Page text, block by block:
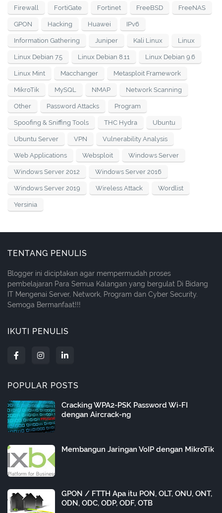
Firewall FortiGate Fortinet FreeBSD FreeNAS
GPON Hacking Huawei IPv6
Information Gathering Juniper Kali Linux Linux
Linux Debian 7.5 Linux Debian 8.11 Linux Debian 9.6
Linux Mint Macchanger Metasploit Framework
MikroTik MySQL NMAP Network Scanning
Other Password Attacks Program
Spoofing & Sniffing Tools THC Hydra Ubuntu
Ubuntu Server VPN Vulnerability Analysis
Web Applications Websploit Windows Server
Windows Server 2012 Windows Server 2016
Windows Server 2019 Wireless Attack Wordlist
Yersinia
TENTANG PENULIS
Blogger ini diciptakan agar mempermudah proses
pembelajaran Para Semua Kalangan yang bergulat Di Bidang
IT Mengenai Server, Network, Program dan Cyber Security.
Semoga Bermanfaat!!!
IKUTI PENULIS
POPULAR POSTS
Cracking WPA2-PSK Password Wi-FI
dengan Aircrack-ng
Membangun Jaringan VoIP dengan MikroTik
GPON / FTTH Apa itu PON, OLT, ONU, ONT,
ODN, ODC, ODP, ODF, OTB